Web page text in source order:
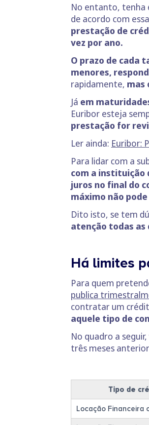
No entanto, tenha
de acordo com
prestação de
vez por ano.
O prazo de cada
menores,
rapidamente, mas
Já em
Euribor esteja
prestação for
Ler ainda: Euribor:
Para lidar com a
com a instituição
juros no final do
máximo não
Dito isto, se tem
atenção todas as
Há limites
Para quem
publica
contratar um
aquele tipo de
No quadro a
três meses
Tipo de
Locação Financeira